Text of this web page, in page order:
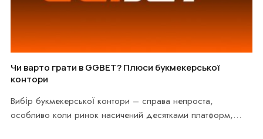
Чи варто грати в GGBET? Плюси букмекерської
контори
Вибір букмекерської контори – справа непроста,
особливо коли ринок насичений десятками платформ,